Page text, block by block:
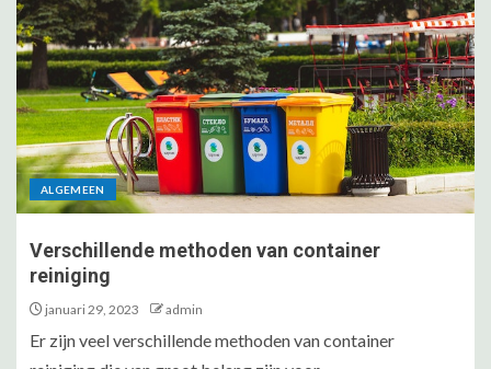
ALGEMEEN
Verschillende methoden van container
reiniging
januari 29, 2023 admin
Er zijn veel verschillende methoden van container